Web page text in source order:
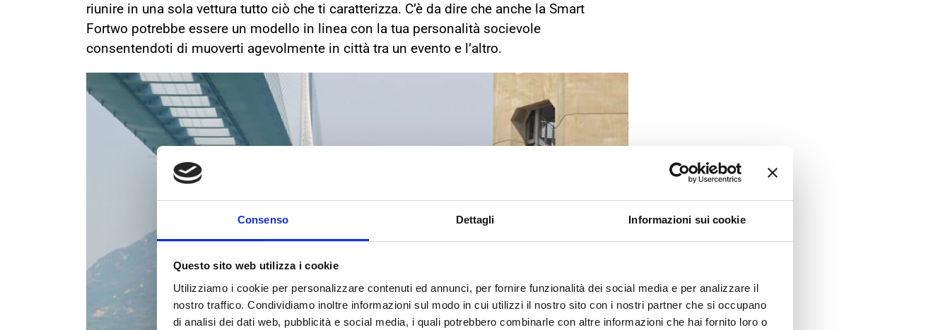
Consenso Dettagli Informazioni sui cookie
Questo sito web utilizza i cookie
Utilizziamo i cookie per personalizzare contenuti ed annunci, per fornire funzionalità dei social media e per analizzare il
nostro traffico. Condividiamo inoltre informazioni sul modo in cui utilizzi il nostro sito con i nostri partner che si occupano
di analisi dei dati web, pubblicità e social media, i quali potrebbero combinarle con altre informazioni che hai fornito loro o
riunire in una sola vettura tutto ciò che ti caratterizza. C’è da dire che anche la Smart
Fortwo potrebbe essere un modello in linea con la tua personalità socievole
consentendoti di muoverti agevolmente in città tra un evento e l’altro.